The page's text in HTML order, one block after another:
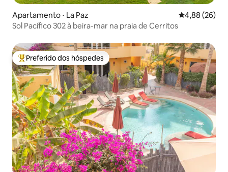
Apartamento ⋅ La Paz 4,88 de uma
4,88 (26)
Sol Pacífico 302 à beira-mar na praia de Cerritos
Entre os melhores preferidos dos hóspedes
Preferido dos hóspedes